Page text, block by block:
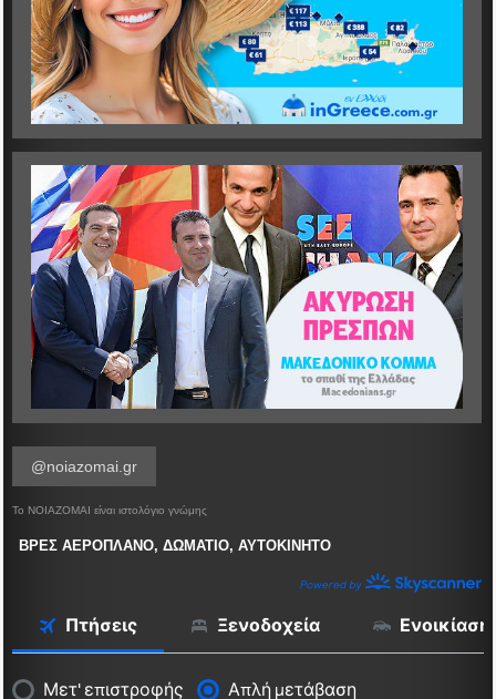
@noiazomai.gr
Το ΝΟΙΑΖΟΜΑΙ είναι ιστολόγιο γνώμης
ΒΡΕΣ ΑΕΡΟΠΛΑΝΟ, ΔΩΜΑΤΙΟ, ΑΥΤΟΚΙΝΗΤΟ